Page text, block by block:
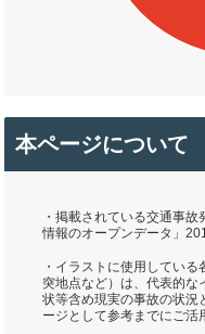
本ページについて
・掲載されている交通事
情報のオープンデータ」
・イラストに使用してい
突地点など）は、代表的な
状等含め現実の事故の状況
ージとして参考までにご活